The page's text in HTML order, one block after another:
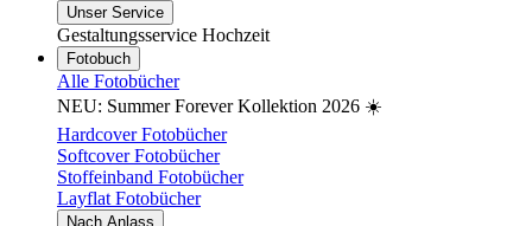
Unser Service
Gestaltungsservice Hochzeit
Fotobuch
Alle Fotobücher
NEU: Summer Forever Kollektion 2026 ☀️
Hardcover Fotobücher
Softcover Fotobücher
Stoffeinband Fotobücher
Layflat Fotobücher
Nach Anlass